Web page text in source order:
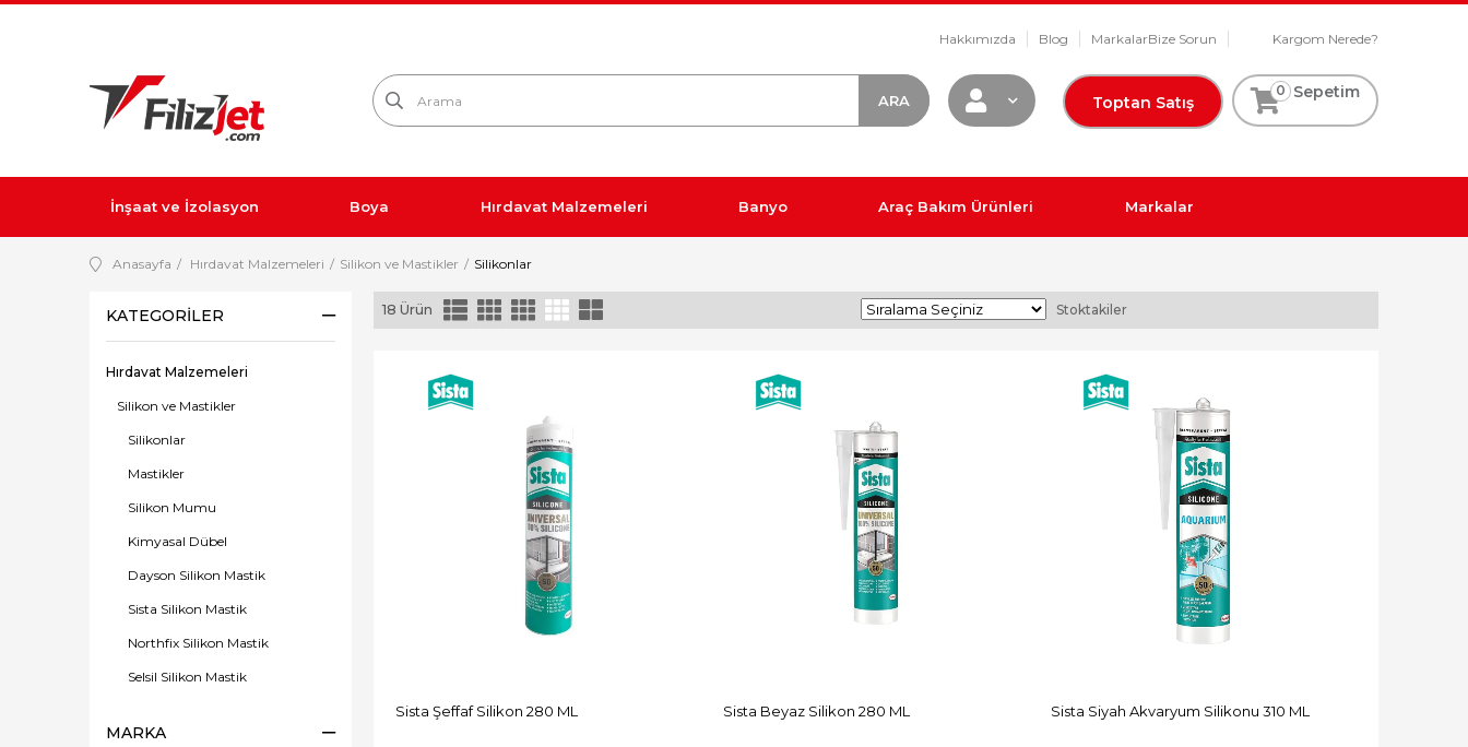
Hakkımızda Blog MarkalarBize Sorun Kargom Nerede?
Sepetim
0
Toptan Satış
İnşaat ve İzolasyon Boya Hırdavat Malzemeleri Banyo Araç Bakım Ürünleri Markalar
Anasayfa Hırdavat Malzemeleri Silikon ve Mastikler Silikonlar
KATEGORILER
Hırdavat Malzemeleri
Silikon ve Mastikler
Silikonlar
Mastikler
Silikon Mumu
Kimyasal Dübel
Dayson Silikon Mastik
Sista Silikon Mastik
Northfix Silikon Mastik
Selsil Silikon Mastik
MARKA
Stoktakiler
18 Ürün
Sista Şeffaf Silikon 280 ML Sista Beyaz Silikon 280 ML Sista Siyah Akvaryum Silikonu 310 ML